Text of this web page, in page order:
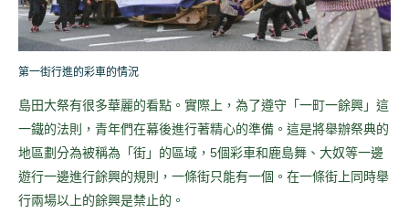
第一街行進的彩車的情況
島田大祭有很多華麗的看點。實際上，為了遵守「一町一餘興」這
一鐵的法則，青年們在幕後進行著精心的準備。這是將舉辦祭典的
地區劃分為被稱為「街」的區域，5個彩車和鹿島舞、大奴等一邊
遊行一邊進行餘興的規則，一條街只能有一個。在一條街上同時舉
行兩場以上的餘興是禁止的。